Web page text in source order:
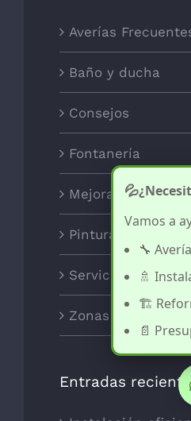
Averías
Baño y ducha
Consejos
Fontanería
Mejoras para el
Pintura y
Servicios
Zonas
Entradas
💦
Vamos a
🔧
🚿
🏗️
📄